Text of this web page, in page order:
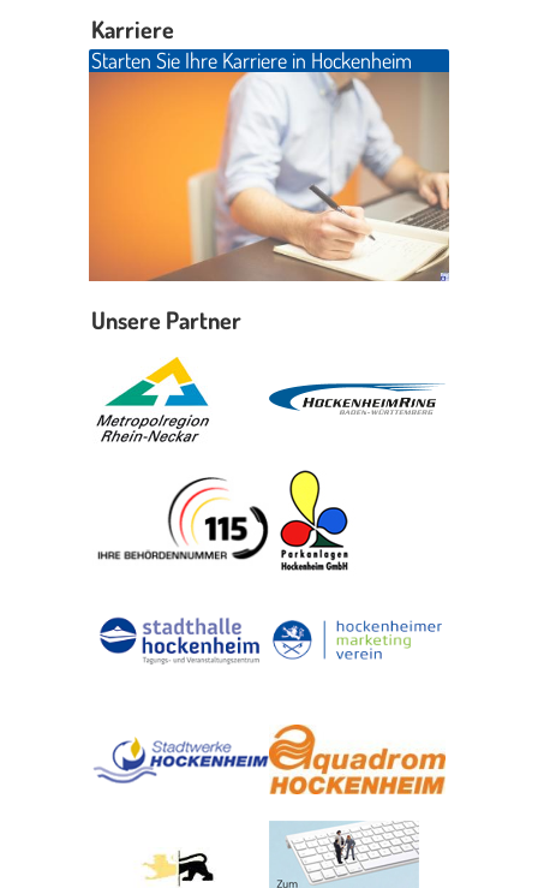
Karriere
Starten Sie Ihre Karriere in Hockenheim
Unsere Partner